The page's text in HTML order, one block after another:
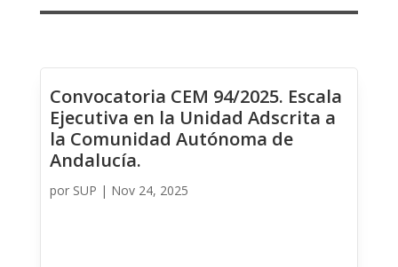
Convocatoria CEM 94/2025. Escala
Ejecutiva en la Unidad Adscrita a
la Comunidad Autónoma de
Andalucía.
por SUP | Nov 24, 2025